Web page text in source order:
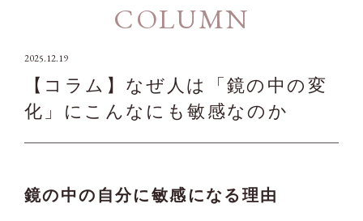
COLUMN
2025.12.19
【コラム】なぜ人は「鏡の中の変
化」にこんなにも敏感なのか
鏡の中の自分に敏感になる理由